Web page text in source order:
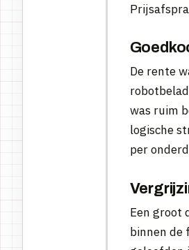
De rente
was ruim
logische
per
Een groot
binnen de